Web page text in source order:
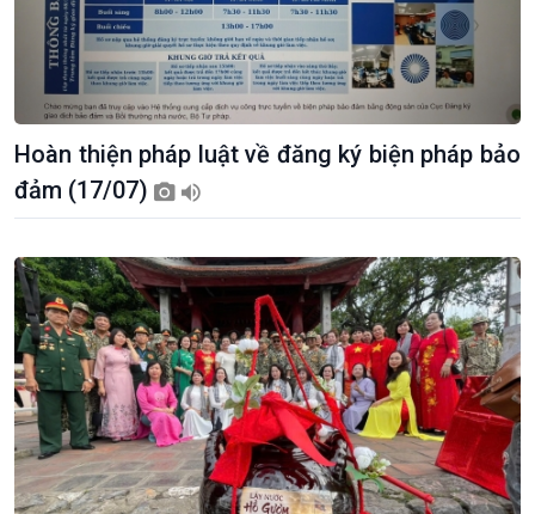
Kinh tế
Tin Kinh tế
Nông nghiệp & Biển đảo
Tin Nông nghiệp & Biển
Hoàn thiện pháp luật về đăng ký biện pháp bảo
đảm (17/07)